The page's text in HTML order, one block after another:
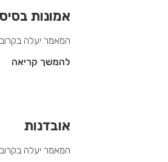
אמונות
המאמר יעלה בקרוב…
להמשך קריאה
אובדנות
המאמר יעלה בקרוב…